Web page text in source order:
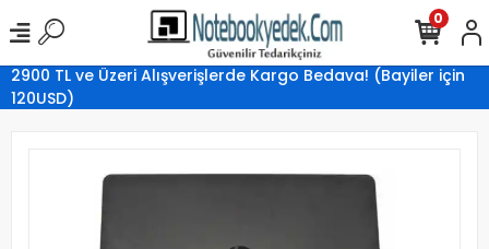
2900 TL ve Üzeri Alışverişlerde Kargo Bedava! (Bayiler için
120USD)
0